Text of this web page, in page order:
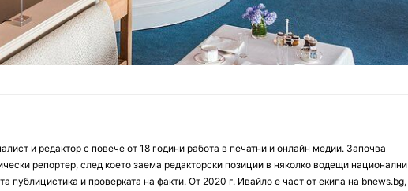
и редактор с повече от 18 години работа в печатни и онлайн медии. Започва
репортер, след което заема редакторски позиции в няколко водещи национални
публицистика и проверката на факти. От 2020 г. Ивайло е част от екипа на bnews.bg,